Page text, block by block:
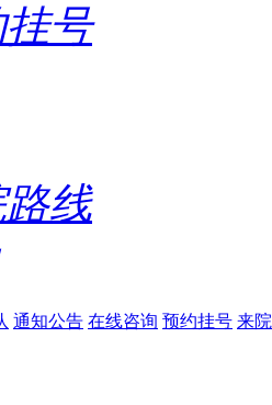
号
线
通知公告 在线咨询 预约挂号 来